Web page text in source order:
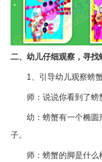
二、幼儿仔细观察，寻找
1、引导幼儿观察螃蟹
师：说说你看到了螃
幼：螃蟹有一个椭圆
子。
师：螃蟹的脚是什么